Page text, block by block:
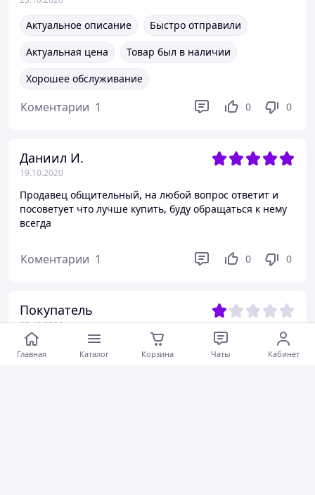
Актуальное описание
Быстро отправили
Актуальная цена
Товар был в наличии
Хорошее обслуживание
Коментарии 1 0 0
Даниил И.
19.10.2020
Продавец общительный, на любой вопрос ответит и
посоветует что лучше купить, буду обращаться к нему
всегда
Коментарии 1 0 0
Покупатель
05.10.2020
Звоню продавцу"- интересует печь китурами.
Продавец"- после обеда позвоните" Я"- китурами печи
Главная Каталог Корзина Чаты Кабинет